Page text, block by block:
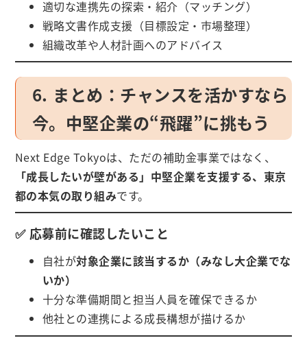
適切な連携先の探索・紹介（マッチング）
戦略文書作成支援（目標設定・市場整理）
組織改革や人材計画へのアドバイス
6. まとめ：チャンスを活かすなら
今。中堅企業の“飛躍”に挑もう
Next Edge Tokyoは、ただの補助金事業ではなく、
「成長したいが壁がある」中堅企業を支援する、東京
都の本気の取り組みです。
✅ 応募前に確認したいこと
自社が対象企業に該当するか（みなし大企業でな
いか）
十分な準備期間と担当人員を確保できるか
他社との連携による成長構想が描けるか